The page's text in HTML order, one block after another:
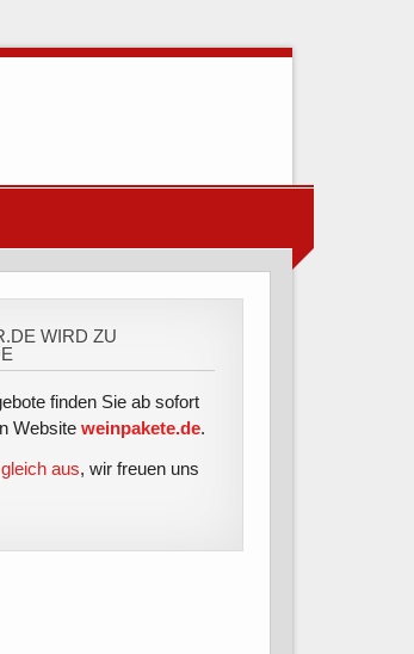
WIRD ZU
finden Sie ab sofort
Websiteweinpakete.de.
aus, wir freuen uns